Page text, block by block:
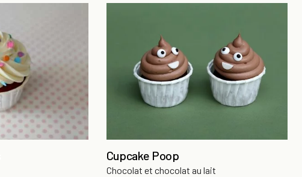
Cupcake Poop
Chocolat et chocolat au lait